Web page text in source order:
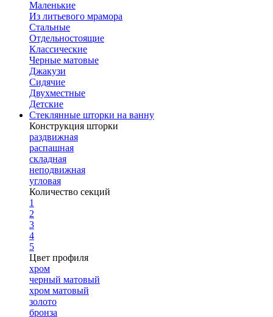
Маленькие
Из литьевого мрамора
Стальные
Отдельностоящие
Классические
Черные матовые
Джакузи
Сидячие
Двухместные
Детские
Стеклянные шторки на ванну
Конструкция шторки
раздвижная
распашная
складная
неподвижная
угловая
Количество секций
1
2
3
4
5
Цвет профиля
хром
черный матовый
хром матовый
золото
бронза